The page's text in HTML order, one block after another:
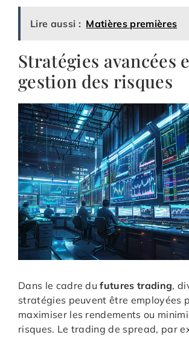
Lire aussi : Matières premières
Stratégies avancées
gestion des risques
Dans le cadre dufutures trading,
stratégies peuvent être employées
maximiser les rendements ou
risques. Le trading de spread, par